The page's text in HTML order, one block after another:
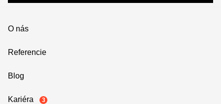
O nás
Referencie
Blog
Kariéra 3